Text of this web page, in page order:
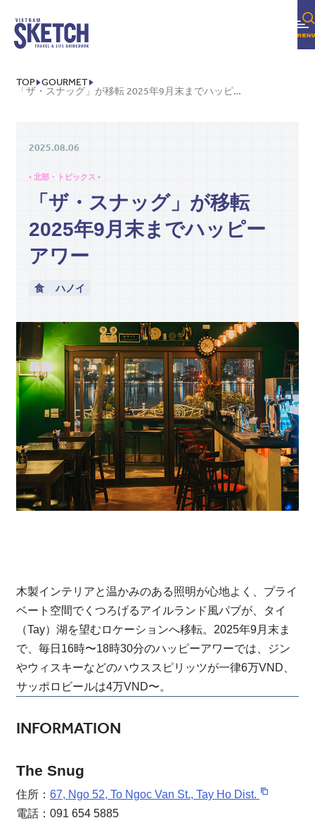
TOP GOURMET
「ザ・スナッグ」が移転 2025年9月末までハッピーアワー
2025.08.06
• 北部・トピックス •
「ザ・スナッグ」が移転
2025年9月末までハッピー
アワー
食 ハノイ
木製インテリアと温かみのある照明が心地よく、プライ
ベート空間でくつろげるアイルランド風パブが、タイ
（Tay）湖を望むロケーションへ移転。2025年9月末ま
で、毎日16時〜18時30分のハッピーアワーでは、ジン
やウィスキーなどのハウススピリッツが一律6万VND、
サッポロビールは4万VND〜。
INFORMATION
The Snug
住所： 67, Ngo 52, To Ngoc Van St., Tay Ho Dist.
電話：091 654 5885